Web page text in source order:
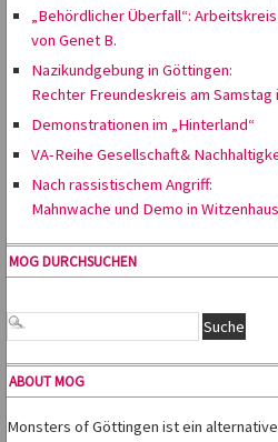
„Behördlicher Überfall“:
von Genet B.
Nazikundgebung in Göttingen:
Rechter Freundeskreis am Samstag
Demonstrationen im „Hinterland“
VA-Reihe Gesellschaft&
Nach rassistischem Angriff:
Mahnwache und Demo in
MOG DURCHSUCHEN
ABOUT MOG
Monsters of Göttingen ist ein